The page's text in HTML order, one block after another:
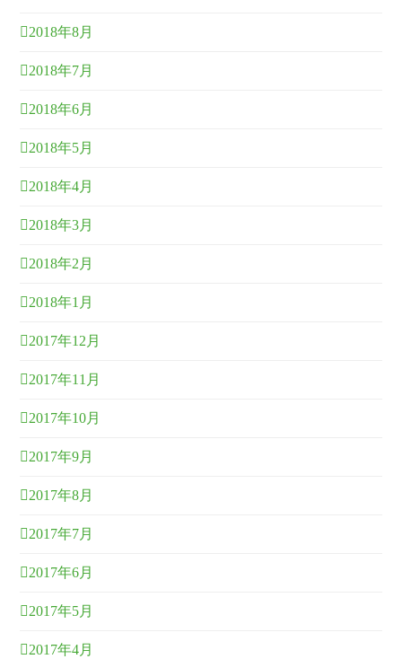
2018年8月
2018年7月
2018年6月
2018年5月
2018年4月
2018年3月
2018年2月
2018年1月
2017年12月
2017年11月
2017年10月
2017年9月
2017年8月
2017年7月
2017年6月
2017年5月
2017年4月